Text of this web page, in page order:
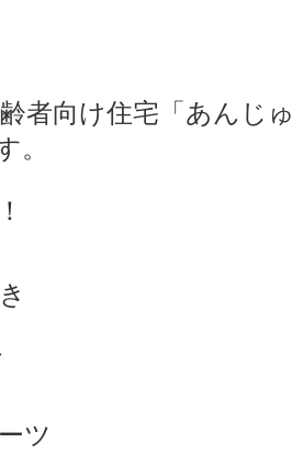
者向け住宅「あんじ
。
ツ